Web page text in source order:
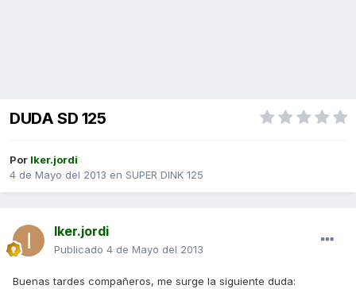
DUDA SD 125
Por Iker.jordi
4 de Mayo del 2013 en SUPER DINK 125
Iker.jordi
Publicado 4 de Mayo del 2013
Buenas tardes compañeros, me surge la siguiente duda: